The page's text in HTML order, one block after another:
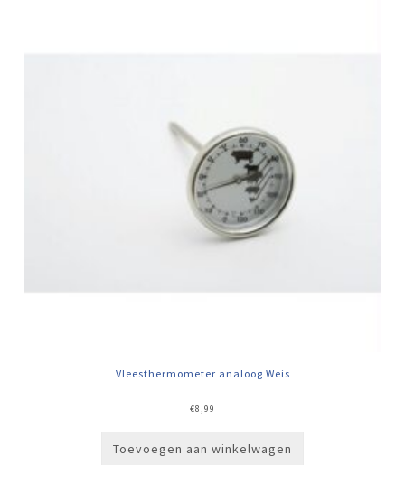
Vleesthermometer analoog Weis
€8,99
Toevoegen aan winkelwagen